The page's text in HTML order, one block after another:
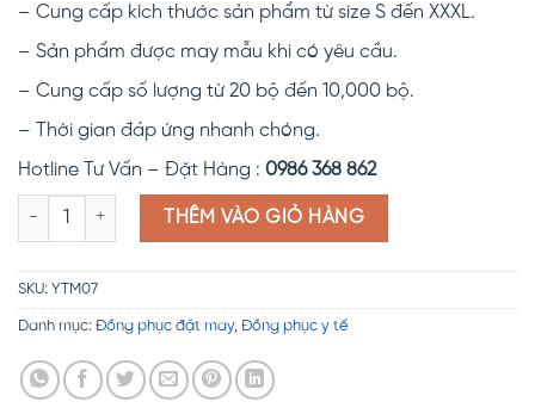
– Cung cấp kích thước sản phẩm từ size S đến XXXL.
– Sản phẩm được may mẫu khi có yêu cầu.
– Cung cấp số lượng từ 20 bộ đến 10,000 bộ.
– Thời gian đáp ứng nhanh chóng.
Hotline Tư Vấn – Đặt Hàng : 0986 368 862
Đồng phục y tế YTM07 số lượng
THÊM VÀO GIỎ HÀNG
SKU: YTM07
Danh mục: Đồng phục đặt may, Đồng phục y tế